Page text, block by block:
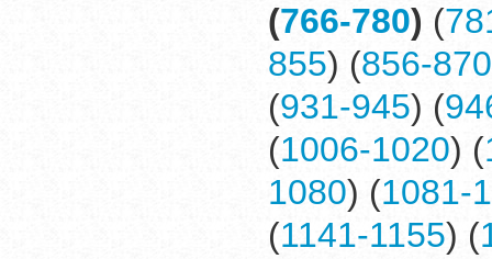
(766-780) (
855) (856-870
(931-945) (
(1006-1020) (
1080) (1081-
(1141-1155) (